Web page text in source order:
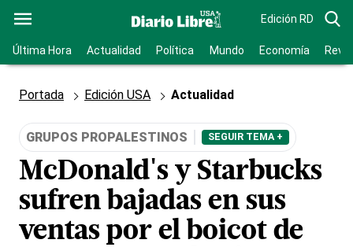
Edición RD
Última Hora Actualidad Política Mundo Economía
Portada Edición USA Actualidad
GRUPOS PROPALESTINOS SEGUIR TEMA +
McDonald's y Starbucks
sufren bajadas en sus
ventas por el boicot de